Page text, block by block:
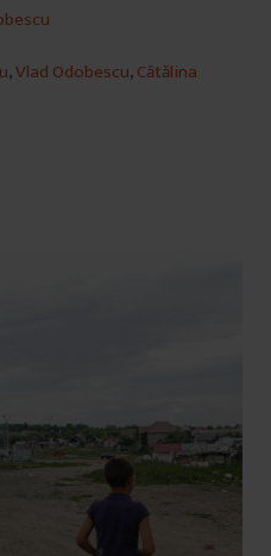
,Vlad Odobescu,Cătălina